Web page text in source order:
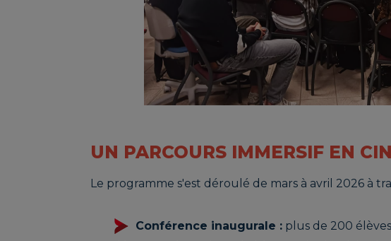
UN PARCOURS IMMERSIF EN
Le programme s'est déroulé de mars à avril 2026 à
Conférence inaugurale : plus de 200